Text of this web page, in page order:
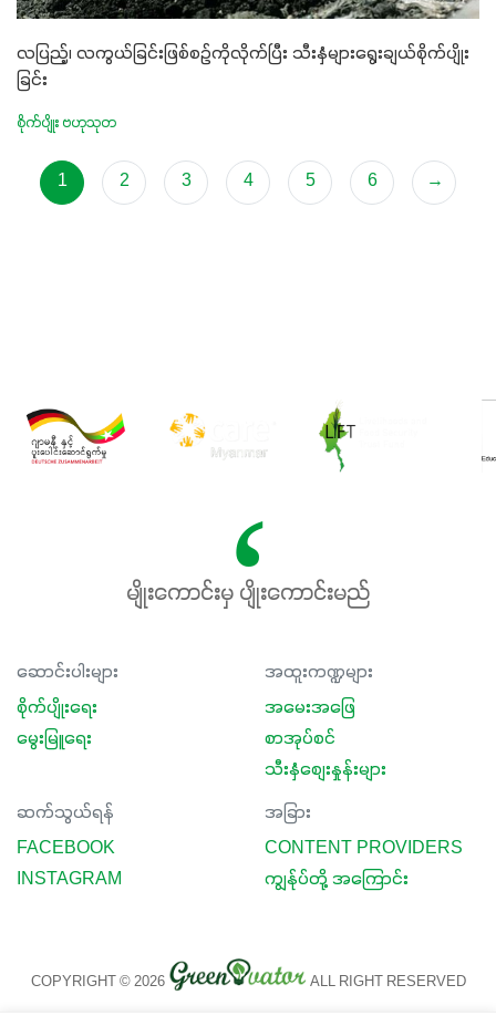
လပြည့်၊ လကွယ်ခြင်းဖြစ်စဉ်ကိုလိုက်ပြီး သီးနှံများရွေးချယ်စိုက်ပျိုး
ခြင်း
စိုက်ပျိုး ဗဟုသုတ
1 2 3 4 5 6 →
မျိုးကောင်းမှ ပျိုးကောင်းမည်
ဆောင်းပါးများ
စိုက်ပျိုးရေး
မွေးမြူရေး
အထူးကဏ္ဍများ
အမေးအဖြေ
စာအုပ်စင်
သီးနှံစျေးနှုန်းများ
ဆက်သွယ်ရန်
FACEBOOK
INSTAGRAM
အခြား
CONTENT PROVIDERS
ကျွန်ုပ်တို့ အကြောင်း
COPYRIGHT © 2026 ALL RIGHT RESERVED